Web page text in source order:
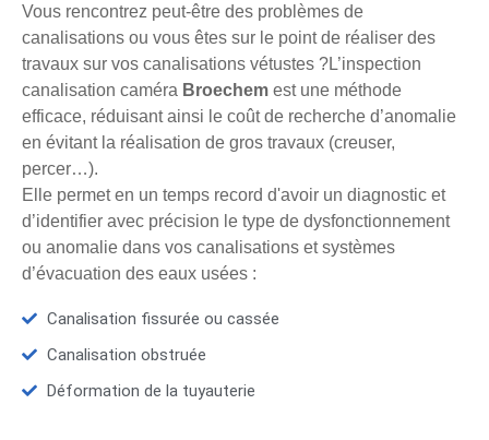
Vous rencontrez peut-être des problèmes de
canalisations ou vous êtes sur le point de réaliser des
travaux sur vos canalisations vétustes ?L’inspection
canalisation caméra Broechem est une méthode
efficace, réduisant ainsi le coût de recherche d’anomalie
en évitant la réalisation de gros travaux (creuser,
percer…).
Elle permet en un temps record d'avoir un diagnostic et
d’identifier avec précision le type de dysfonctionnement
ou anomalie dans vos canalisations et systèmes
d’évacuation des eaux usées :
Canalisation fissurée ou cassée
Canalisation obstruée
Déformation de la tuyauterie